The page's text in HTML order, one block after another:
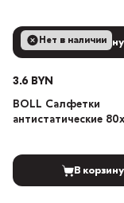
В корзину
Нет в наличии
3.6 BYN
BOLL Салфетки
антистатические
В корзину